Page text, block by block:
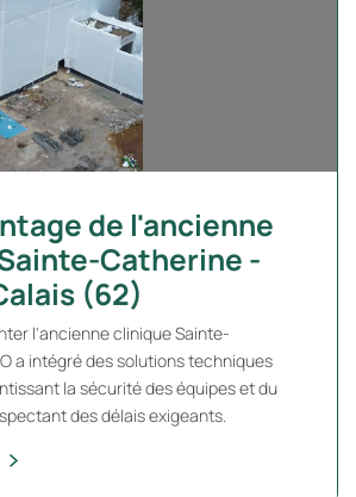
de l'ancienne
Catherine -
(62)
l'ancienne clinique Sainte-
a intégré des solutions techniques
la sécurité des équipes et du
des délais exigeants.